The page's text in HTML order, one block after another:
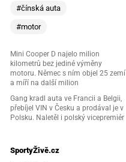
#čínská auta
#motor
Mini Cooper D najelo milion
kilometrů bez jediné výměny
motoru. Němec s ním objel 25 zemí
a míří na další milion
Gang kradl auta ve Francii a Belgii,
přebíjel VIN v Česku a prodával je v
Polsku. Naletěl i polský vicepremiér
SportyŽivě.cz